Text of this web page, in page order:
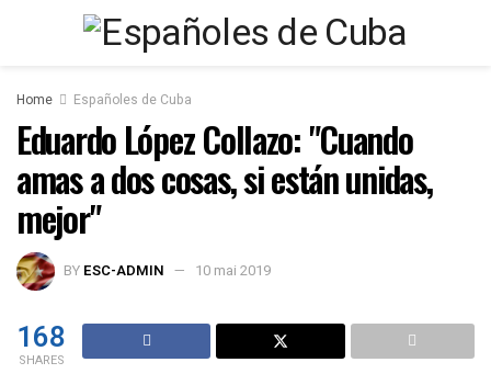
Home Españoles de Cuba
Eduardo López Collazo: "Cuando
amas a dos cosas, si están unidas,
mejor"
BY ESC-ADMIN 10 mai 2019
168
SHARES